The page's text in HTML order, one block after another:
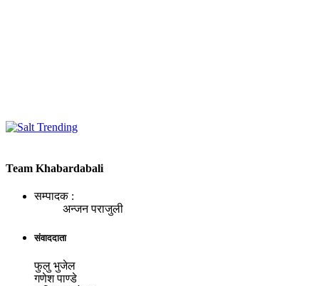
Team Khabardabali
सम्पादक :
अन्जन पराजुली
संवाददाता
फुलु भुजेल
गणेश पाण्डे